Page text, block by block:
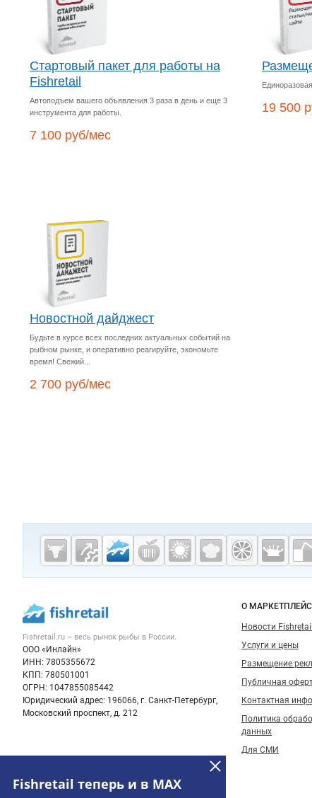
Стартовый пакет для работы на
Fishretail
Автоподъем вашего объявления 3 раза в день и еще 3
инструмента для работы.
7 100 руб/мес
19 500
Новостной дайджест
Будьте в курсе всех последних актуальных событий на
рыбном рынке, и оперативно реагируйте, экономьте
время! Свежий...
2 700 руб/мес
Fishretail теперь и в MAX
Дополнительная информация
Cсылки на полезные проекты
Fishretail.ru —
рыба,
Важные разделы и контакты
Fishretail.ru – весь рынок рыбы в России.
ООО «Инлайн»
ИНН: 7805355672
КПП: 780501001
ОГРН: 1047855085442
Юридический адрес: 196066, г. Санкт-Петербург,
Московский проспект, д. 212
Навигация
О
Новости
Услуги и цены
Размещение
Публичная
Контактная
Политика
данных
Для СМИ